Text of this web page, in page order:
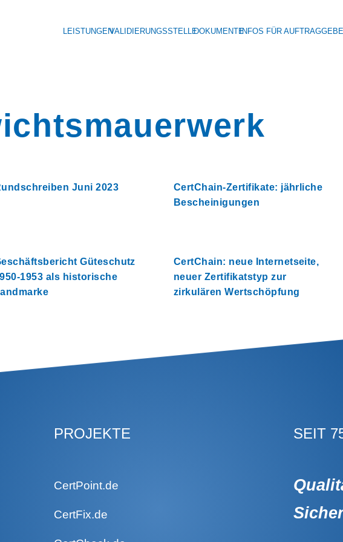
LEISTUNGENVALIDIERUNGSSTELLEDOKUMENTEINFOS FÜR
Juni 2023
CertChain-Zertifikate: jährliche
Bescheinigungen
Güteschutz
1953 als historische
CertChain: neue Internetseite,
neuer Zertifikatstyp zur
zirkulären Wertschöpfung
PROJEKTE
CertPoint.de
CertFix.de
SEIT